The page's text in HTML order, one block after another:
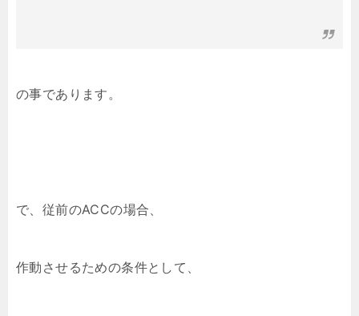
の事であります。
で、従前のACCの場合、
作動させるための条件として、